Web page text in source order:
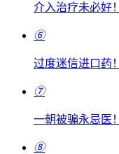
介入治疗未必好！
⑥
过度迷信进口药！
⑦
一朝被骗永忌医！
⑧